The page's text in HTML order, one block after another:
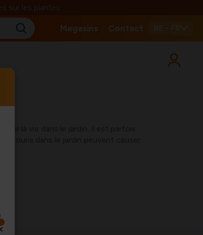
sur les plantes
Magasins Contact
la vie dans le jardin, il est parfois